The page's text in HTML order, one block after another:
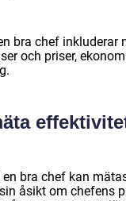
bra chef inkluderar
och priser,
bra chef kan
åsikt om chefens